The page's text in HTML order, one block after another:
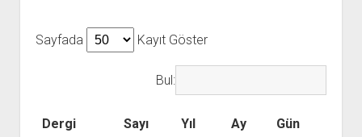
KERİM SADİ KİTAPLIĞI
1940’LI YILLAR KİTAPLIĞI
menüyü
Sayfada Kayıt Göster
Bul:
Dergi Sayı Yıl Ay Gün